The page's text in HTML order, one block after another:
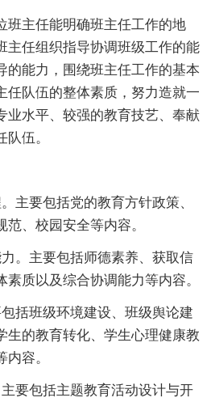
班主任能明确班主任工作的地
主任组织指导协调班级工作的能
的能力，围绕班主任工作的基本
任队伍的整体素质，努力造就一
业水平、较强的教育技艺、奉献
伍。
主要包括党的教育方针政策、
、校园安全等内容。
。主要包括师德素养、获取信
质以及综合协调能力等内容。
括班级环境建设、班级舆论建
生的教育转化、学生心理健康教
容。
要包括主题教育活动设计与开